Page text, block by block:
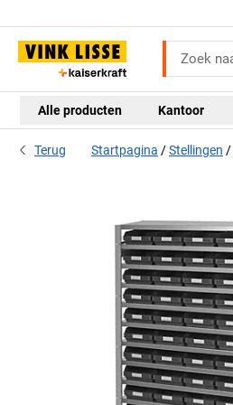
Alle producten Kantoor
Terug Startpagina Stellingen